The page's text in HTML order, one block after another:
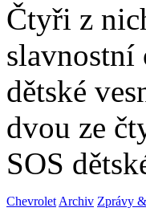
Čtyři z
slavnostní
dětské
dvou ze
SOS
Chevrolet Archiv Zprávy